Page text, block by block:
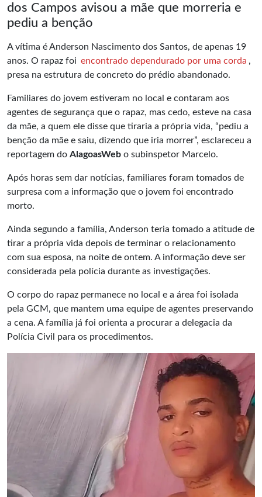
dos Campos avisou a mãe que morreria e
pediu a benção
A vítima é Anderson Nascimento dos Santos, de apenas 19
anos. O rapaz foi encontrado dependurado por uma corda ,
presa na estrutura de concreto do prédio abandonado.
Familiares do jovem estiveram no local e contaram aos
agentes de segurança que o rapaz, mas cedo, esteve na casa
da mãe, a quem ele disse que tiraria a própria vida, “pediu a
benção da mãe e saiu, dizendo que iria morrer”, esclareceu a
reportagem do AlagoasWeb o subinspetor Marcelo.
Após horas sem dar notícias, familiares foram tomados de
surpresa com a informação que o jovem foi encontrado
morto.
Ainda segundo a família, Anderson teria tomado a atitude de
tirar a própria vida depois de terminar o relacionamento
com sua esposa, na noite de ontem. A informação deve ser
considerada pela polícia durante as investigações.
O corpo do rapaz permanece no local e a área foi isolada
pela GCM, que mantem uma equipe de agentes preservando
a cena. A família já foi orienta a procurar a delegacia da
Polícia Civil para os procedimentos.